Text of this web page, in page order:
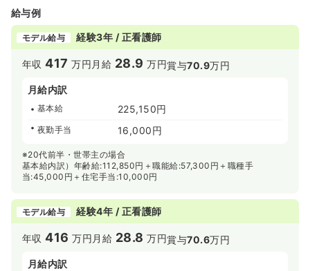
給与例
モデル給与 経験3年 / 正看護師
年収417 万円 月給 28.9 万円賞与70.9万円
月給内訳
基本給 225,150円
夜勤手当 16,000円
※20代前半・世帯主の場合
基本給内訳）年齢給:112,850円＋職能給:57,300円＋職種手
当:45,000円＋住宅手当:10,000円
モデル給与 経験4年 / 正看護師
年収416 万円 月給 28.8 万円賞与70.6万円
月給内訳